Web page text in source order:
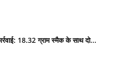
18.32 ग्राम स्मैक के साथ दो...